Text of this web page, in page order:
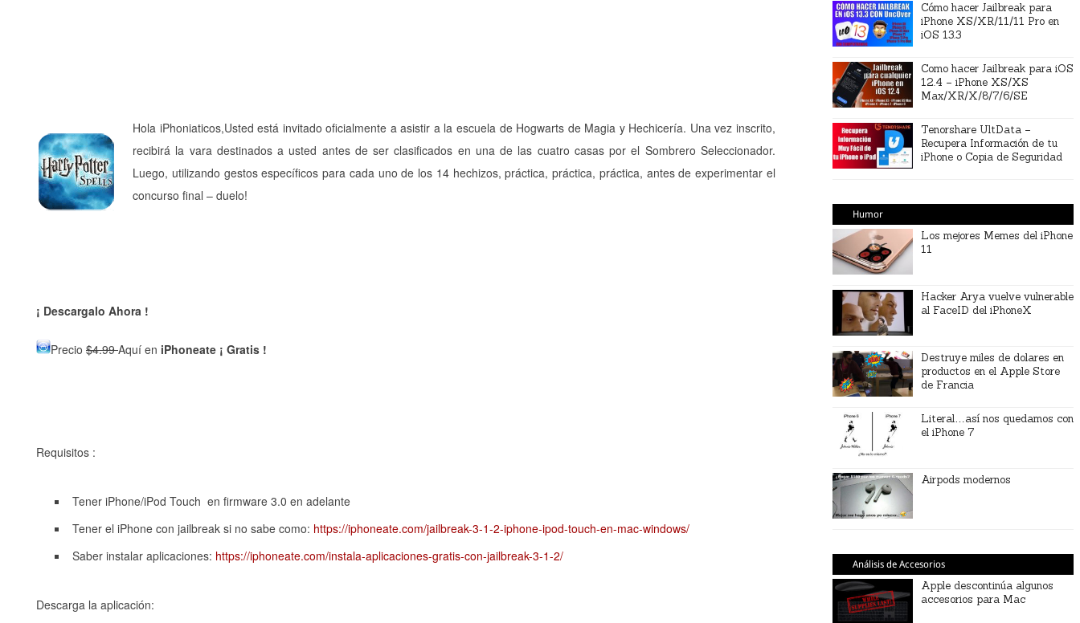
Hola iPhoniaticos,Usted está invitado oficialmente a asistir a la escuela de Hogwarts de Magia y Hechicería. Una vez inscrito,
recibirá la vara destinados a usted antes de ser clasificados en una de las cuatro casas por el Sombrero Seleccionador.
Luego, utilizando gestos específicos para cada uno de los 14 hechizos, práctica, práctica, práctica, antes de experimentar el
concurso final – duelo!
¡ Descargalo Ahora !
Precio $4.99 Aquí en iPhoneate ¡ Gratis !
Requisitos :
Tener iPhone/iPod Touch en firmware 3.0 en adelante
Tener el iPhone con jailbreak si no sabe como: https://iphoneate.com/jailbreak-3-1-2-iphone-ipod-touch-en-mac-windows/
Saber instalar aplicaciones: https://iphoneate.com/instala-aplicaciones-gratis-con-jailbreak-3-1-2/
Descarga la aplicación:
Cómo hacer Jailbreak para
iPhone XS/XR/11/11 Pro en
iOS 13.3
Como hacer Jailbreak para iOS
12.4 – iPhone XS/XS
Max/XR/X/8/7/6/SE
Tenorshare UltData –
Recupera Información de tu
iPhone o Copia de Seguridad
Humor
Los mejores Memes del iPhone
11
Hacker Arya vuelve vulnerable
al FaceID del iPhoneX
Destruye miles de dolares en
productos en el Apple Store
de Francia
Literal…así nos quedamos con
el iPhone 7
Airpods modernos
Análisis de Accesorios
Apple descontinúa algunos
accesorios para Mac